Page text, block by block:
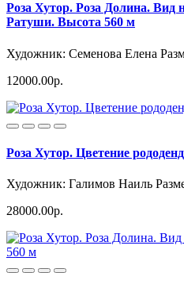
Роза Хутор. Роза Долина. Вид
Ратуши. Высота 560 м
Художник: Семенова Елена
12000.00р.
Роза Хутор. Цветение
Художник: Галимов Наиль
28000.00р.